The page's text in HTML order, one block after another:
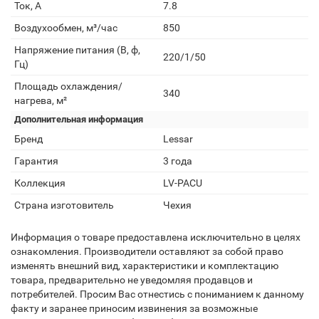
Ток, А
7.8
Воздухообмен, м³/час
850
Напряжение питания (В, ф,
Гц)
220/1/50
Площадь охлаждения/
нагрева, м²
340
Дополнительная информация
Бренд
Lessar
Гарантия
3 года
Коллекция
LV-PACU
Страна изготовитель
Чехия
Информация о товаре предоставлена исключительно в целях
ознакомления. Производители оставляют за собой право
изменять внешний вид, характеристики и комплектацию
товара, предварительно не уведомляя продавцов и
потребителей. Просим Вас отнестись с пониманием к данному
факту и заранее приносим извинения за возможные